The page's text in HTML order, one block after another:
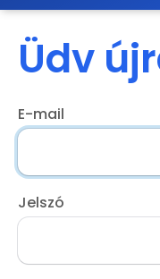
Üdv
E-mail
Jelszó